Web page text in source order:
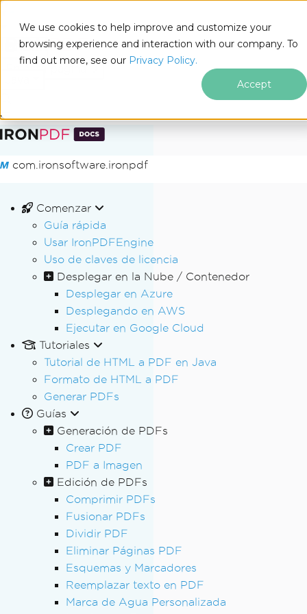
We use cookies to help improve and customize your
browsing experience and interaction with our company. To
find out more, see our Privacy Policy.
Accept
Saltar al pie de página
Docs
com.ironsoftware.ironpdf
Comenzar
Guía rápida
Usar IronPDFEngine
Uso de claves de licencia
Desplegar en la Nube / Contenedor
Desplegar en Azure
Desplegando en AWS
Ejecutar en Google Cloud
Tutoriales
Tutorial de HTML a PDF en Java
Formato de HTML a PDF
Generar PDFs
Guías
Generación de PDFs
Crear PDF
PDF a Imagen
Edición de PDFs
Comprimir PDFs
Fusionar PDFs
Dividir PDF
Eliminar Páginas PDF
Esquemas y Marcadores
Reemplazar texto en PDF
Marca de Agua Personalizada